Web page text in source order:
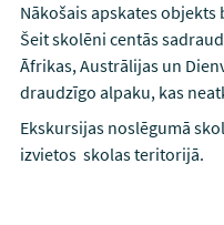
Nākošais apskates objekts
Šeit skolēni centās
Āfrikas, Austrālijas un
draudzīgo alpaku, kas
Ekskursijas noslēgumā
izvietos skolas teritorijā.